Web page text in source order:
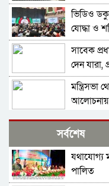
ভিডিও
যোদ্ধা ও
সাবেক
দেন
আলোচনায়
সংবিধান
রহমানের
চিফ
প্রচারে
সর্বশেষ
যথাযোগ্য
পালিত